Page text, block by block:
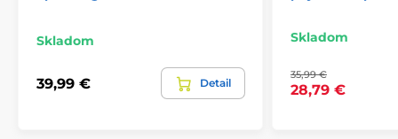
Skladom
39,99 € Detail
Skladom
35,99 €
28,79 €